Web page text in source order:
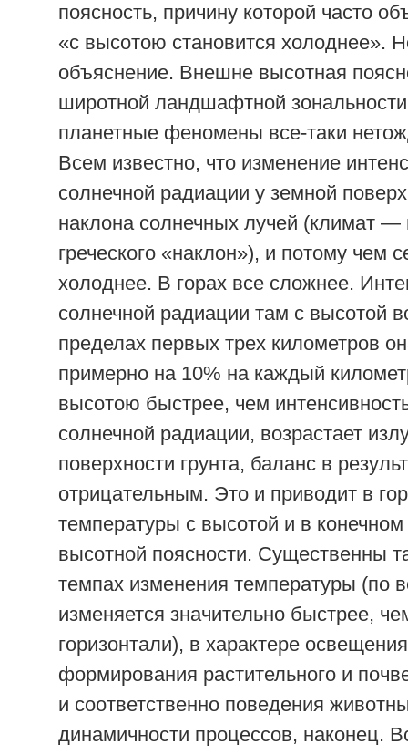
поясность, причину которой часто
«с высотою становится холоднее».
объяснение. Внешне высотная
широтной ландшафтной
планетные феномены все-таки
Всем известно, что изменение
солнечной радиации у земной
наклона солнечных лучей (климат —
греческого «наклон»), и потому чем
холоднее. В горах все сложнее.
солнечной радиации там с высотой
пределах первых трех километров
примерно на 10% на каждый
высотою быстрее, чем
солнечной радиации, возрастает
поверхности грунта, баланс в
отрицательным. Это и приводит в
температуры с высотой и в конечном
высотной поясности. Существенны
темпах изменения температуры (по
изменяется значительно быстрее,
горизонтали), в характере
формирования растительного и
и соответственно поведения
динамичности процессов, наконец.